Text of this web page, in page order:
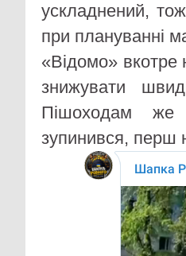
ускладнений,
при плануванні
«Відомо» вкотре
знижувати
Пішоходам же
зупинився, перш